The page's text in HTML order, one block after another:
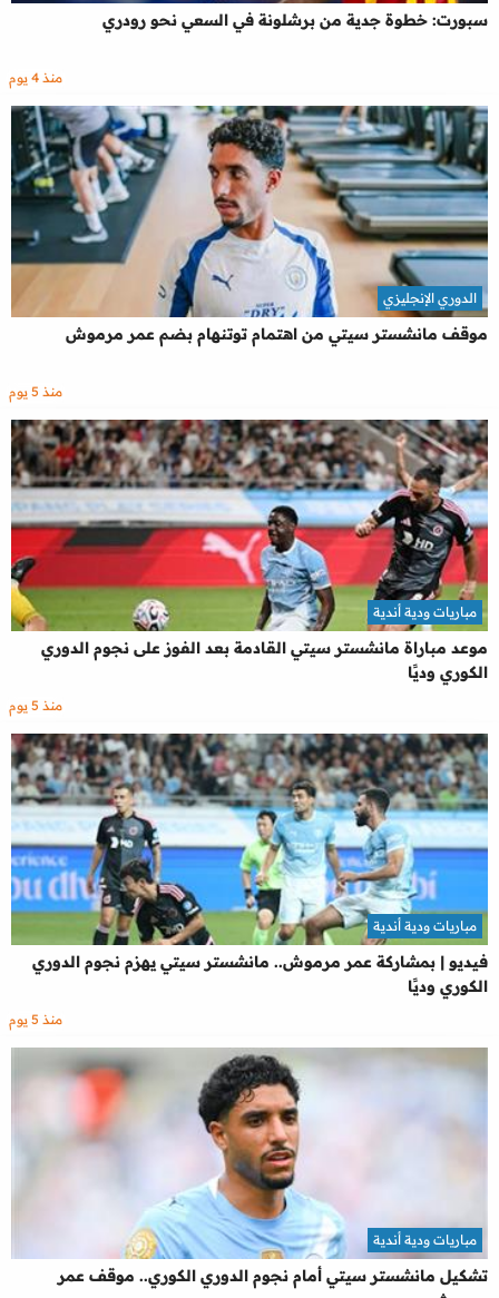
سبورت: خطوة جدية من برشلونة في السعي نحو رودري
منذ 4 يوم
موقف مانشستر سيتي من اهتمام توتنهام بضم عمر مرموش
الدوري الإنجليزي
منذ 5 يوم
موعد مباراة مانشستر سيتي القادمة بعد الفوز على نجوم الدوري
الكوري وديًا
مباريات ودية أندية
منذ 5 يوم
فيديو | بمشاركة عمر مرموش.. مانشستر سيتي يهزم نجوم الدوري
الكوري وديًا
مباريات ودية أندية
منذ 5 يوم
تشكيل مانشستر سيتي أمام نجوم الدوري الكوري.. موقف عمر
مباريات ودية أندية